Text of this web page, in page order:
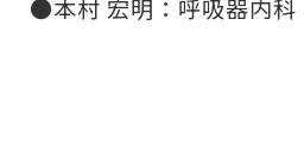
●本村 宏明：呼吸器内科